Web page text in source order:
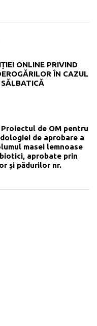
ONLINE PRIVIND
ÎN CAZUL
SĂLBATICĂ
de OM pentru
de aprobare a
masei lemnoase
aprobate prin
și pădurilor nr.